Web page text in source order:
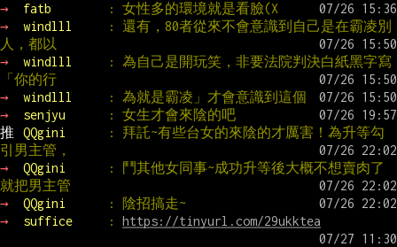
→
fatb
: 女性多的環境就是看臉(X
→
windlll
: 還有，80者從來不會意識到自己是在霸凌別
人，都以
→
windlll
: 為自己是開玩笑，非要法院判決白紙黑字寫
「你的行
→
windlll
: 為就是霸凌」才會意識到這個
→
senjyu
: 女生才會來陰的吧
推
QQgini
: 拜託~有些台女的來陰的才厲害！為升等勾
引男主管，
→
QQgini
: 鬥其他女同事~成功升等後大概不想賣肉了
就把男主管
→
QQgini
: 陰招搞走~
→
suffice : https://tinyurl.com/29ukktea